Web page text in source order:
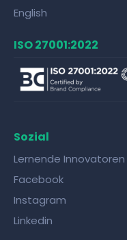
English
ISO 27001:2022
Sozial
Lernende Innovatoren
Facebook
Instagram
Linkedin